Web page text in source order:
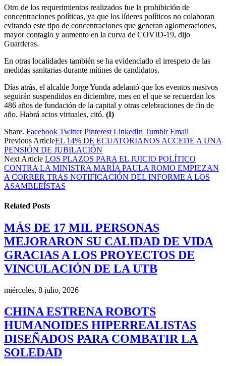
Otro de los requerimientos realizados fue la prohibición de
concentraciones políticas, ya que los líderes políticos no colaboran
evitando este tipo de concentraciones que generan aglomeraciones,
mayor contagio y aumento en la curva de COVID-19, dijo
Guarderas.
En otras localidades también se ha evidenciado el irrespeto de las
medidas sanitarias durante mítines de candidatos.
Días atrás, el alcalde Jorge Yunda adelantó que los eventos masivos
seguirán suspendidos en diciembre, mes en el que se recuerdan los
486 años de fundación de la capital y otras celebraciones de fin de
año. Habrá actos virtuales, citó. (I)
Share. Facebook Twitter Pinterest LinkedIn Tumblr Email
Previous ArticleEL 14% DE ECUATORIANOS ACCEDE A UNA
PENSIÓN DE JUBILACIÓN
Next Article LOS PLAZOS PARA EL JUICIO POLÍTICO
CONTRA LA MINISTRA MARÍA PAULA ROMO EMPIEZAN
A CORRER TRAS NOTIFICACIÓN DEL INFORME A LOS
ASAMBLEÍSTAS
Related Posts
MÁS DE 17 MIL PERSONAS
MEJORARON SU CALIDAD DE VIDA
GRACIAS A LOS PROYECTOS DE
VINCULACIÓN DE LA UTB
miércoles, 8 julio, 2026
CHINA ESTRENA ROBOTS
HUMANOIDES HIPERREALISTAS
DISEÑADOS PARA COMBATIR LA
SOLEDAD